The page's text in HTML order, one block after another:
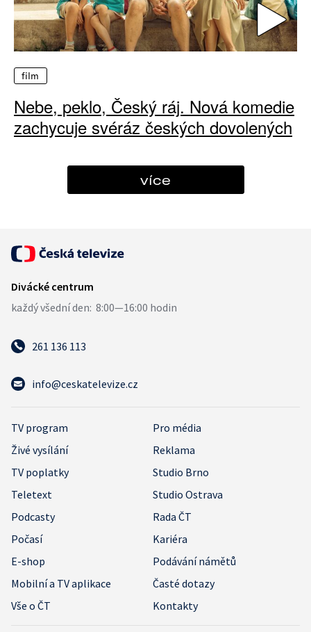
film
Nebe, peklo, Český ráj. Nová komedie
zachycuje svéráz českých dovolených
více
261 136 113
info@ceskatelevize.cz
TV program
Pro média
Živé vysílání
Reklama
TV poplatky
Studio Brno
Teletext
Studio Ostrava
Podcasty
Rada ČT
Počasí
Kariéra
E-shop
Podávání námětů
Mobilní a TV aplikace
Časté dotazy
Vše o ČT
Kontakty